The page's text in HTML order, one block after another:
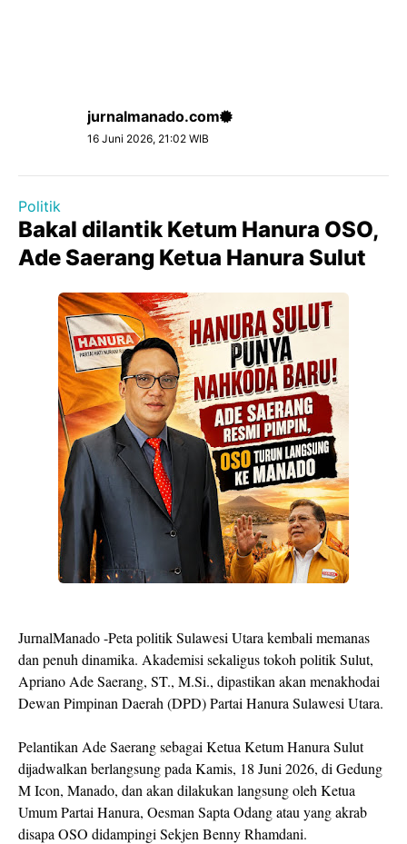
jurnalmanado.com
16 Juni 2026, 21:02 WIB
Politik
Bakal dilantik Ketum Hanura OSO,
Ade Saerang Ketua Hanura Sulut
JurnalManado -Peta politik Sulawesi Utara kembali memanas
dan penuh dinamika. Akademisi sekaligus tokoh politik Sulut,
Apriano Ade Saerang, ST., M.Si., dipastikan akan menakhodai
Dewan Pimpinan Daerah (DPD) Partai Hanura Sulawesi Utara.
Pelantikan Ade Saerang sebagai Ketua Ketum Hanura Sulut
dijadwalkan berlangsung pada Kamis, 18 Juni 2026, di Gedung
M Icon, Manado, dan akan dilakukan langsung oleh Ketua
Umum Partai Hanura, Oesman Sapta Odang atau yang akrab
disapa OSO didampingi Sekjen Benny Rhamdani.